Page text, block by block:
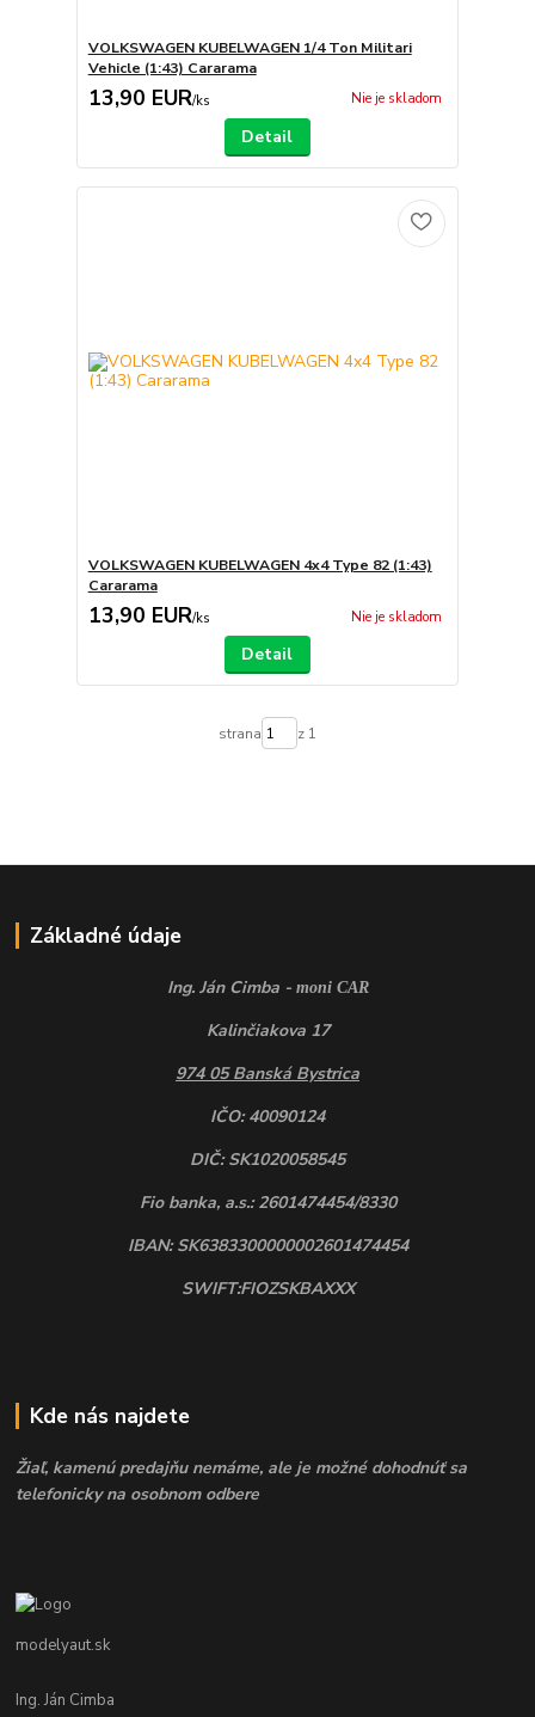
VOLKSWAGEN KUBELWAGEN 1/4 Ton Militari
Vehicle (1:43) Cararama
13,90 EUR/ks Nie je skladom
Detail
VOLKSWAGEN KUBELWAGEN 4x4 Type 82 (1:43)
Cararama
13,90 EUR/ks Nie je skladom
Detail
strana z 1
Základné údaje
Ing. Ján Cimba - moni CAR
Kalinčiakova 17
974 05 Banská Bystrica
IČO: 40090124
DIČ: SK1020058545
Fio banka, a.s.: 2601474454/8330
IBAN: SK6383300000002601474454
SWIFT:FIOZSKBAXXX
Kde nás najdete
Žiaľ, kamenú predajňu nemáme, ale je možné dohodnúť sa
telefonicky na osobnom odbere
modelyaut.sk
Ing. Ján Cimba